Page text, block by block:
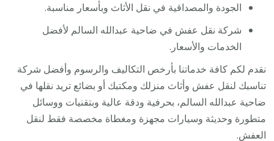
الجودة والمصداقية في نقل الأثاث وبأسعار مناسبة.
شركة نقل عفش في ضاحية عبدالله السالم لأفضل
الخدمات والأسعار.
نقدم لكم كافة خدماتنا بأرخص التكاليف والرسوم وأفضل شركة
تناسبك لنقل عفش وأثاث منزلك ومكتبك أو بضائع تريد نقلها في
ضاحية عبدالله السالم، بحرفية ودقة عالية وبتقنيات ووسائل
متطورة وحديثة وسيارات مجهزة ومغطاة مخصصة فقط لنقل
العفش.